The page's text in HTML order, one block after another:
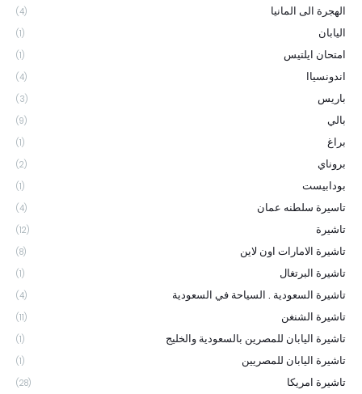
الهجرة الى المانيا (4)
اليابان (1)
امتحان ايلتيس (1)
اندونسياا (4)
باريس (3)
بالي (9)
براغ (1)
بروناي (2)
بودابيست (1)
تاسيرة سلطنه عمان (4)
تاشيرة (12)
تاشيرة الامارات اون لاين (8)
تاشيرة البرتغال (1)
تاشيرة السعودية . السياحة في السعودية (4)
تاشيرة الشنغن (11)
تاشيرة اليابان للمصرين بالسعودية والخليج (1)
تاشيرة اليابان للمصريين (1)
تاشيرة امريكا (28)